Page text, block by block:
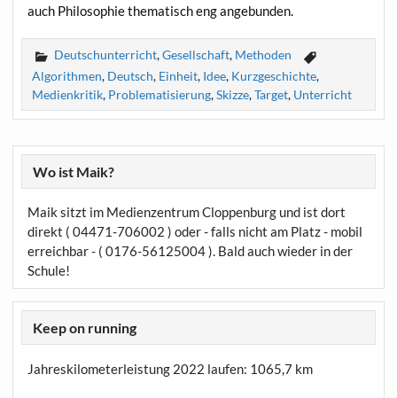
auch Phi­lo­so­phie the­ma­tisch eng angebunden.
Deutschunterricht,Gesellschaft, Methoden
Algorithmen, Deutsch, Einheit, Idee, Kurzgeschichte,
Medienkritik, Problematisierung,Skizze,Target, Unterricht
Wo ist Maik?
Maik sitzt im Medienzentrum Cloppenburg und ist dort
direkt ( 04471-706002 ) oder - falls nicht am Platz - mobil
erreichbar - ( 0176-56125004 ). Bald auch wieder in der
Schule!
Keep on running
Jahreskilometerleistung 2022 laufen: 1065,7 km